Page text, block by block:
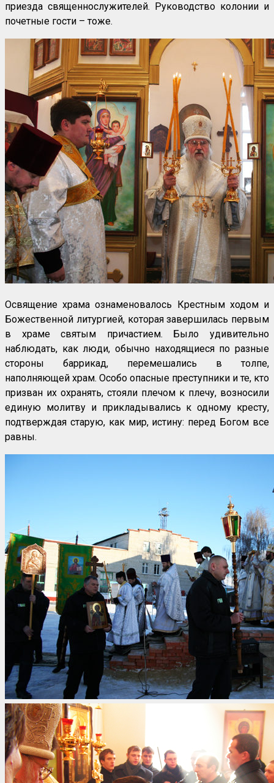
приезда священнослужителей. Руководство колонии и
почетные гости – тоже.
Освящение храма ознаменовалось Крестным ходом и
Божественной литургией, которая завершилась первым
в храме святым причастием. Было удивительно
наблюдать, как люди, обычно находящиеся по разные
стороны баррикад, перемешались в толпе,
наполняющей храм. Особо опасные преступники и те, кто
призван их охранять, стояли плечом к плечу, возносили
единую молитву и прикладывались к одному кресту,
подтверждая старую, как мир, истину: перед Богом все
равны.